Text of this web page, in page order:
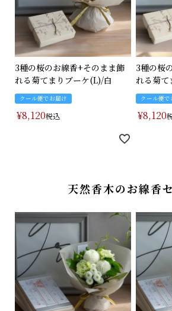
3種の桜のお線香+そのまま飾
れる菊てまりブーケ(L)/白
クール便でお届け
¥8,120税込
3種の桜
れる菊て
クール便で
¥8,120
天然香木のお線香